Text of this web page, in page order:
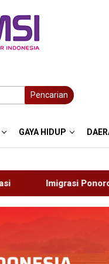
Pencarian
GAYA HIDUP
Deportasi Satu WN